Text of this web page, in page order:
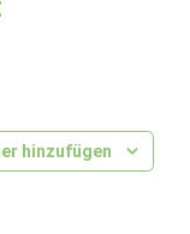
hinzufügen